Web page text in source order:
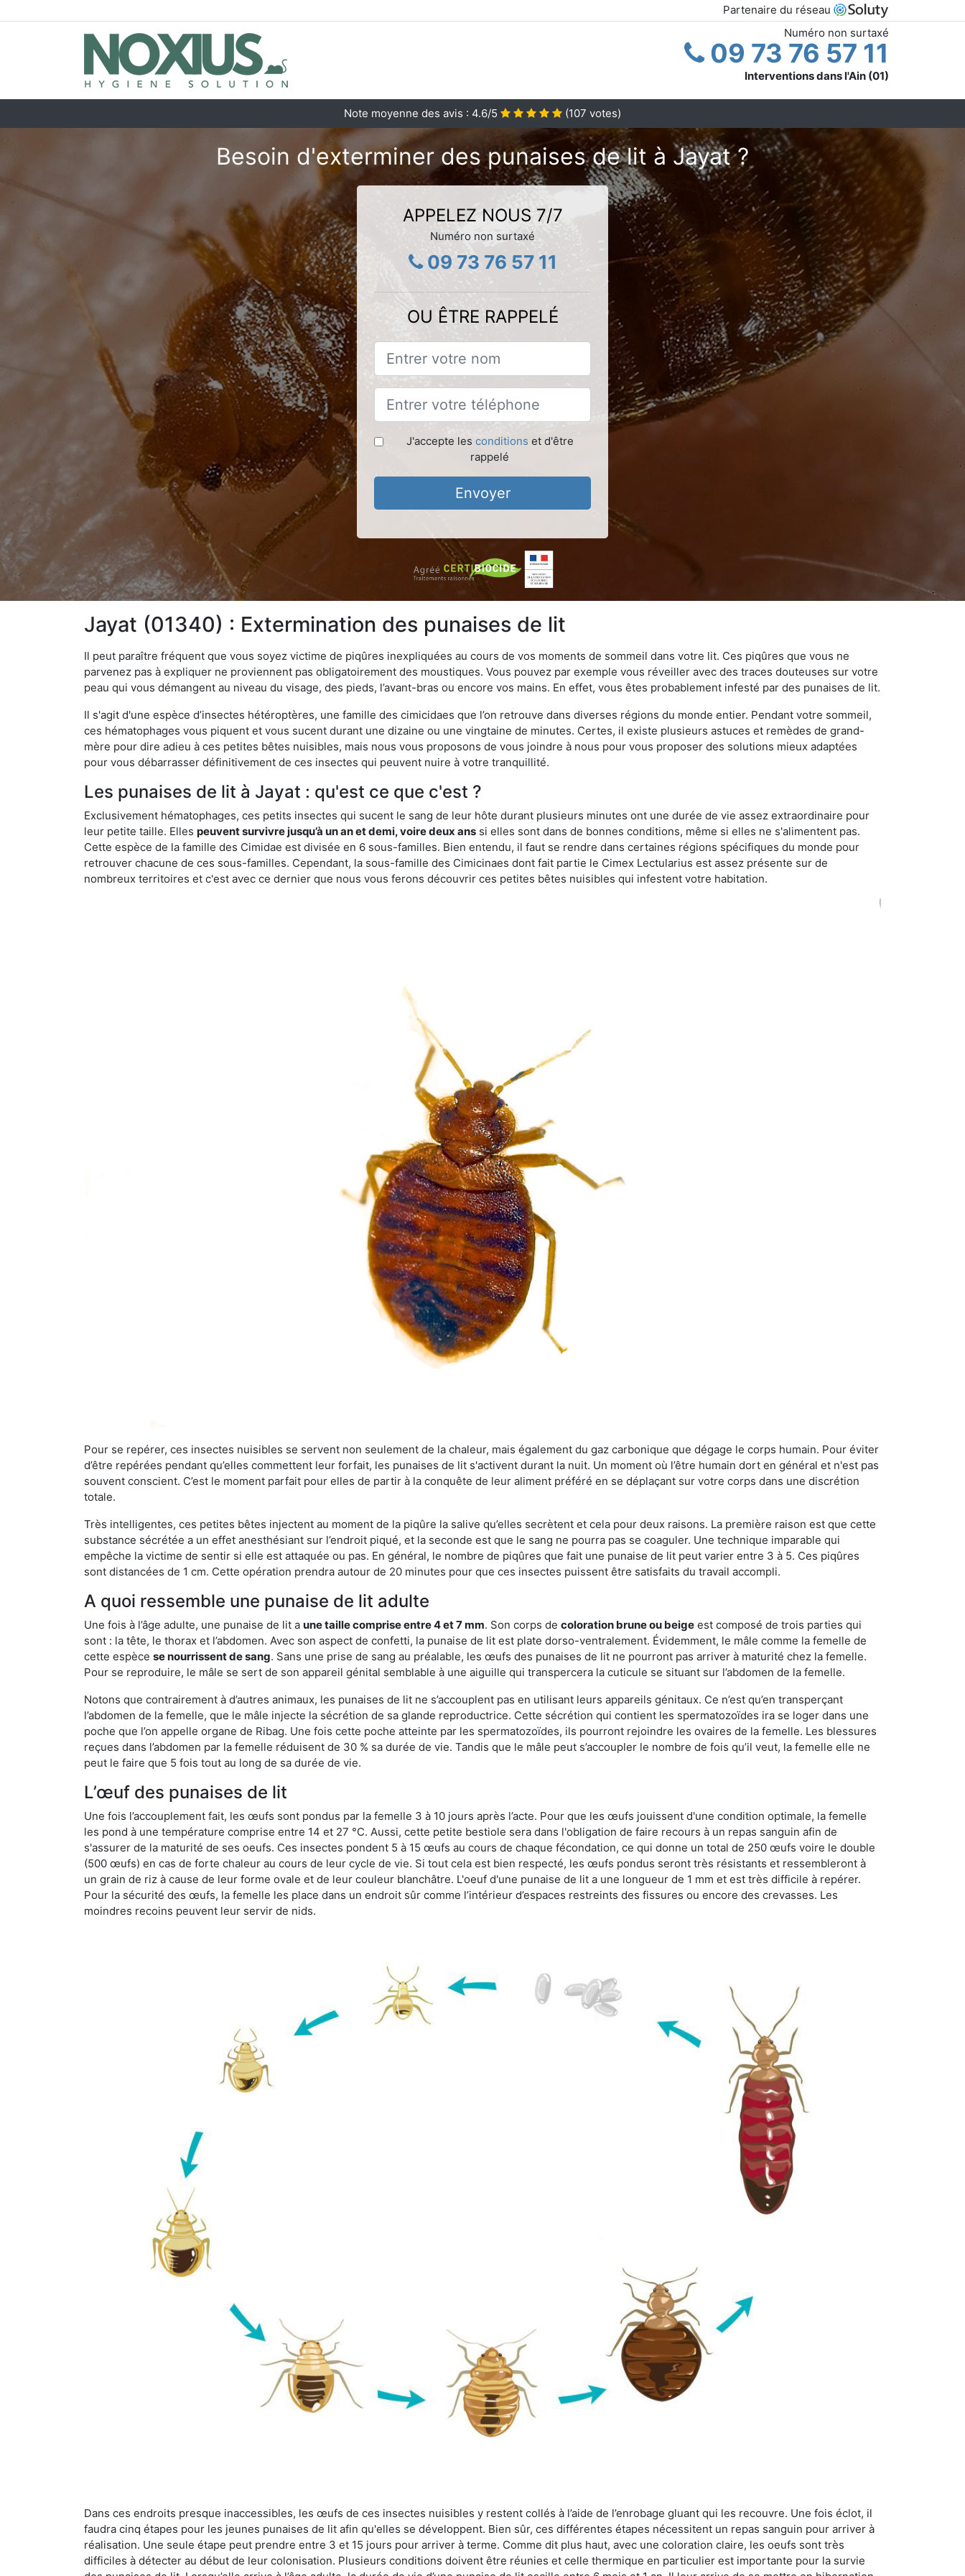
Partenaire du réseau
Numéro non surtaxé
09 73 76 57 11
Interventions dans l'Ain (01)
Note moyenne des avis : 4.6/5 (107 votes)
Besoin d'exterminer des punaises de lit à Jayat ?
APPELEZ NOUS 7/7
Numéro non surtaxé
09 73 76 57 11
OU ÊTRE RAPPELÉ
J'accepte les conditions et d'être
rappelé
Envoyer
Jayat (01340) : Extermination des punaises de lit
Il peut paraître fréquent que vous soyez victime de piqûres inexpliquées au cours de vos moments de sommeil dans votre lit. Ces piqûres que vous ne
parvenez pas à expliquer ne proviennent pas obligatoirement des moustiques. Vous pouvez par exemple vous réveiller avec des traces douteuses sur votre
peau qui vous démangent au niveau du visage, des pieds, l’avant-bras ou encore vos mains. En effet, vous êtes probablement infesté par des punaises de lit.
Il s'agit d'une espèce d’insectes hétéroptères, une famille des cimicidaes que l’on retrouve dans diverses régions du monde entier. Pendant votre sommeil,
ces hématophages vous piquent et vous sucent durant une dizaine ou une vingtaine de minutes. Certes, il existe plusieurs astuces et remèdes de grand-
mère pour dire adieu à ces petites bêtes nuisibles, mais nous vous proposons de vous joindre à nous pour vous proposer des solutions mieux adaptées
pour vous débarrasser définitivement de ces insectes qui peuvent nuire à votre tranquillité.
Les punaises de lit à Jayat : qu'est ce que c'est ?
Exclusivement hématophages, ces petits insectes qui sucent le sang de leur hôte durant plusieurs minutes ont une durée de vie assez extraordinaire pour
leur petite taille. Elles peuvent survivre jusqu’à un an et demi, voire deux ans si elles sont dans de bonnes conditions, même si elles ne s'alimentent pas.
Cette espèce de la famille des Cimidae est divisée en 6 sous-familles. Bien entendu, il faut se rendre dans certaines régions spécifiques du monde pour
retrouver chacune de ces sous-familles. Cependant, la sous-famille des Cimicinaes dont fait partie le Cimex Lectularius est assez présente sur de
nombreux territoires et c'est avec ce dernier que nous vous ferons découvrir ces petites bêtes nuisibles qui infestent votre habitation.
Pour se repérer, ces insectes nuisibles se servent non seulement de la chaleur, mais également du gaz carbonique que dégage le corps humain. Pour éviter
d’être repérées pendant qu’elles commettent leur forfait, les punaises de lit s'activent durant la nuit. Un moment où l’être humain dort en général et n'est pas
souvent conscient. C’est le moment parfait pour elles de partir à la conquête de leur aliment préféré en se déplaçant sur votre corps dans une discrétion
totale.
Très intelligentes, ces petites bêtes injectent au moment de la piqûre la salive qu’elles secrètent et cela pour deux raisons. La première raison est que cette
substance sécrétée a un effet anesthésiant sur l’endroit piqué, et la seconde est que le sang ne pourra pas se coaguler. Une technique imparable qui
empêche la victime de sentir si elle est attaquée ou pas. En général, le nombre de piqûres que fait une punaise de lit peut varier entre 3 à 5. Ces piqûres
sont distancées de 1 cm. Cette opération prendra autour de 20 minutes pour que ces insectes puissent être satisfaits du travail accompli.
A quoi ressemble une punaise de lit adulte
Une fois à l’âge adulte, une punaise de lit a une taille comprise entre 4 et 7 mm. Son corps de coloration brune ou beige est composé de trois parties qui
sont : la tête, le thorax et l’abdomen. Avec son aspect de confetti, la punaise de lit est plate dorso-ventralement. Évidemment, le mâle comme la femelle de
cette espèce se nourrissent de sang. Sans une prise de sang au préalable, les œufs des punaises de lit ne pourront pas arriver à maturité chez la femelle.
Pour se reproduire, le mâle se sert de son appareil génital semblable à une aiguille qui transpercera la cuticule se situant sur l’abdomen de la femelle.
Notons que contrairement à d’autres animaux, les punaises de lit ne s’accouplent pas en utilisant leurs appareils génitaux. Ce n’est qu’en transperçant
l’abdomen de la femelle, que le mâle injecte la sécrétion de sa glande reproductrice. Cette sécrétion qui contient les spermatozoïdes ira se loger dans une
poche que l’on appelle organe de Ribag. Une fois cette poche atteinte par les spermatozoïdes, ils pourront rejoindre les ovaires de la femelle. Les blessures
reçues dans l’abdomen par la femelle réduisent de 30 % sa durée de vie. Tandis que le mâle peut s’accoupler le nombre de fois qu’il veut, la femelle elle ne
peut le faire que 5 fois tout au long de sa durée de vie.
L’œuf des punaises de lit
Une fois l’accouplement fait, les œufs sont pondus par la femelle 3 à 10 jours après l’acte. Pour que les œufs jouissent d'une condition optimale, la femelle
les pond à une température comprise entre 14 et 27 °C. Aussi, cette petite bestiole sera dans l'obligation de faire recours à un repas sanguin afin de
s'assurer de la maturité de ses oeufs. Ces insectes pondent 5 à 15 œufs au cours de chaque fécondation, ce qui donne un total de 250 œufs voire le double
(500 œufs) en cas de forte chaleur au cours de leur cycle de vie. Si tout cela est bien respecté, les œufs pondus seront très résistants et ressembleront à
un grain de riz à cause de leur forme ovale et de leur couleur blanchâtre. L'oeuf d'une punaise de lit a une longueur de 1 mm et est très difficile à repérer.
Pour la sécurité des œufs, la femelle les place dans un endroit sûr comme l’intérieur d’espaces restreints des fissures ou encore des crevasses. Les
moindres recoins peuvent leur servir de nids.
Dans ces endroits presque inaccessibles, les œufs de ces insectes nuisibles y restent collés à l’aide de l’enrobage gluant qui les recouvre. Une fois éclot, il
faudra cinq étapes pour les jeunes punaises de lit afin qu'elles se développent. Bien sûr, ces différentes étapes nécessitent un repas sanguin pour arriver à
réalisation. Une seule étape peut prendre entre 3 et 15 jours pour arriver à terme. Comme dit plus haut, avec une coloration claire, les oeufs sont très
difficiles à détecter au début de leur colonisation. Plusieurs conditions doivent être réunies et celle thermique en particulier est importante pour la survie